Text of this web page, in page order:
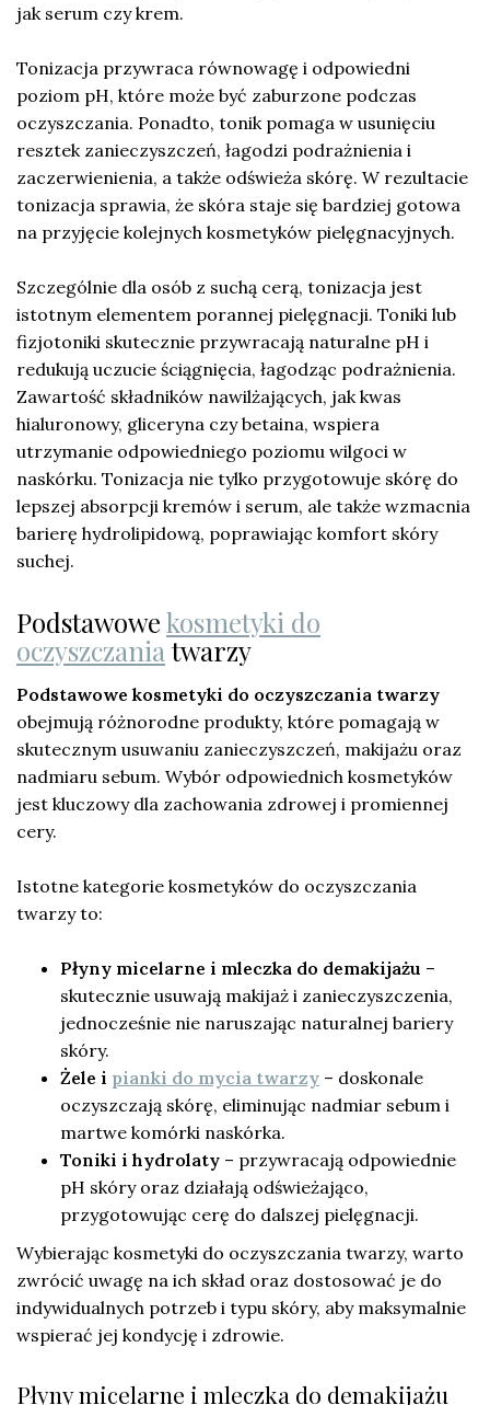
jak serum czy krem.
Tonizacja przywraca równowagę i odpowiedni
poziom pH, które może być zaburzone podczas
oczyszczania. Ponadto, tonik pomaga w usunięciu
resztek zanieczyszczeń, łagodzi podrażnienia i
zaczerwienienia, a także odświeża skórę. W rezultacie
tonizacja sprawia, że skóra staje się bardziej gotowa
na przyjęcie kolejnych kosmetyków pielęgnacyjnych.
Szczególnie dla osób z suchą cerą, tonizacja jest
istotnym elementem porannej pielęgnacji. Toniki lub
fizjotoniki skutecznie przywracają naturalne pH i
redukują uczucie ściągnięcia, łagodząc podrażnienia.
Zawartość składników nawilżających, jak kwas
hialuronowy, gliceryna czy betaina, wspiera
utrzymanie odpowiedniego poziomu wilgoci w
naskórku. Tonizacja nie tylko przygotowuje skórę do
lepszej absorpcji kremów i serum, ale także wzmacnia
barierę hydrolipidową, poprawiając komfort skóry
suchej.
Podstawowekosmetyki do
oczyszczania twarzy
Podstawowe kosmetyki do oczyszczania twarzy
obejmują różnorodne produkty, które pomagają w
skutecznym usuwaniu zanieczyszczeń, makijażu oraz
nadmiaru sebum. Wybór odpowiednich kosmetyków
jest kluczowy dla zachowania zdrowej i promiennej
cery.
Istotne kategorie kosmetyków do oczyszczania
twarzy to:
Płyny micelarne i mleczka do demakijażu –
skutecznie usuwają makijaż i zanieczyszczenia,
jednocześnie nie naruszając naturalnej bariery
skóry.
Żele i pianki do mycia twarzy – doskonale
oczyszczają skórę, eliminując nadmiar sebum i
martwe komórki naskórka.
Toniki i hydrolaty – przywracają odpowiednie
pH skóry oraz działają odświeżająco,
przygotowując cerę do dalszej pielęgnacji.
Wybierając kosmetyki do oczyszczania twarzy, warto
zwrócić uwagę na ich skład oraz dostosować je do
indywidualnych potrzeb i typu skóry, aby maksymalnie
wspierać jej kondycję i zdrowie.
Płyny micelarne i mleczka do demakijażu